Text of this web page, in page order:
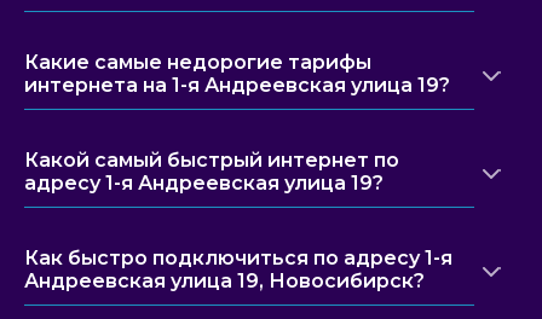
Какие самые недорогие тарифы
интернета на 1-я Андреевская улица 19?
Какой самый быстрый интернет по
адресу 1-я Андреевская улица 19?
Как быстро подключиться по адресу 1-я
Андреевская улица 19, Новосибирск?